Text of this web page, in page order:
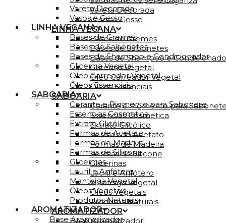
Vareta Decorada
Vasos e Gesso
LINHA VEGANA
Bases de Cremes
Bases de Sabonetes
Bases de Shampoo e
Glicerina Vegetal
Oleo Carreador Vegetal
Óleos Essenciais
SABOARIA
Corante e Pigmento para
Essencias Cosmetica
Extrato Glicólico
Formas de Acetato
Formas de Madeira
Formas de Silicone
Glicerinas
Lauril e Anfótero
Manteiga Vegetal
Óleos Vegetais
Produtos Naturais
AROMATIZADOR
Base Aromatizador
Vareta Decorada
Vasos e Gesso
LINHA VEGANA
Bases de Cremes
Bases de Sabonetes
Bases de Shampoo e Condicionador
Glicerina Vegetal
Oleo Carreador Vegetal
Óleos Essenciais
SABOARIA
Corante e Pigmento para Sabonete
Essencias Cosmetica
Extrato Glicólico
Formas de Acetato
Formas de Madeira
Formas de Silicone
Glicerinas
Lauril e Anfótero
Manteiga Vegetal
Óleos Vegetais
Produtos Naturais
AROMATIZADOR
Base Aromatizador